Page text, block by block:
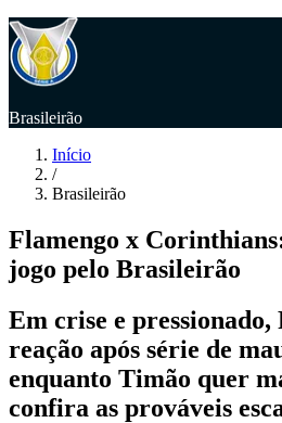
Brasileirão
Início
/
Brasileirão
Flamengo x
jogo pelo Brasileirão
Em crise e pressionado,
reação após série de
enquanto Timão quer
confira as prováveis